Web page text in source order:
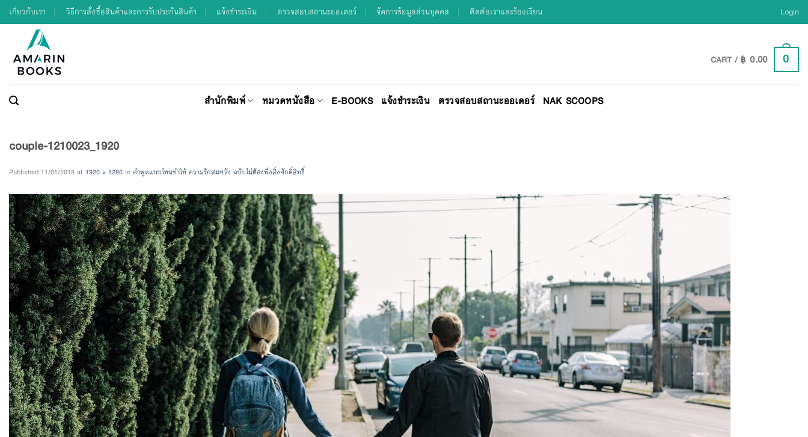
Skip
to
เกี่ยวกับเรา วิธีการสั่งซื้อสินค้าและการรับประกันสินค้า แจ้งชำระเงิน ตรวจสอบสถานะออเดอร์ จัดการข้อมูลส่วนบุคคล ติดต่อเราและร้องเรียน Login
CART /฿ 0.00 0
สำนักพิมพ์ หมวดหนังสือ E-BOOKS แจ้งชำระเงิน ตรวจสอบสถานะออเดอร์ NAK SCOOPS
couple-1210023_1920
Published 11/01/2018 at 1920 × 1280 in คำพูดแบบไหนทำให้ ความรักสมหวัง ฉบับไม่ต้องพึ่งสิ่งศักดิ์สิทธิ์